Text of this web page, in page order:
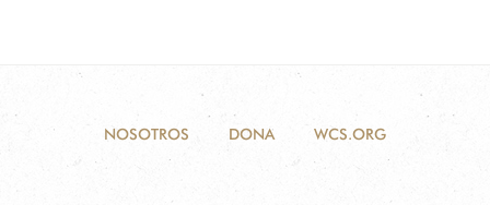
NOSOTROS DONA WCS.ORG